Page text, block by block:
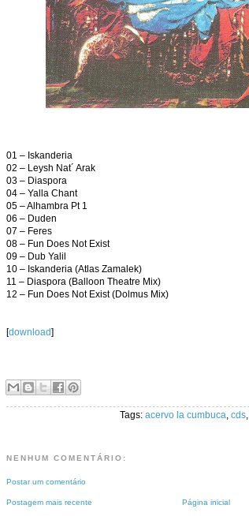
01 – Iskanderia
02 – Leysh Nat´ Arak
03 – Diaspora
04 – Yalla Chant
05 – Alhambra Pt 1
06 – Duden
07 – Feres
08 – Fun Does Not Exist
09 – Dub Yalil
10 – Iskanderia (Atlas Zamalek)
11 – Diaspora (Balloon Theatre Mix)
12 – Fun Does Not Exist (Dolmus Mix)
[download]
Tags: acervo la cumbuca, cds,
NENHUM COMENTÁRIO:
Postar um comentário
Postagem mais recente Página inicial